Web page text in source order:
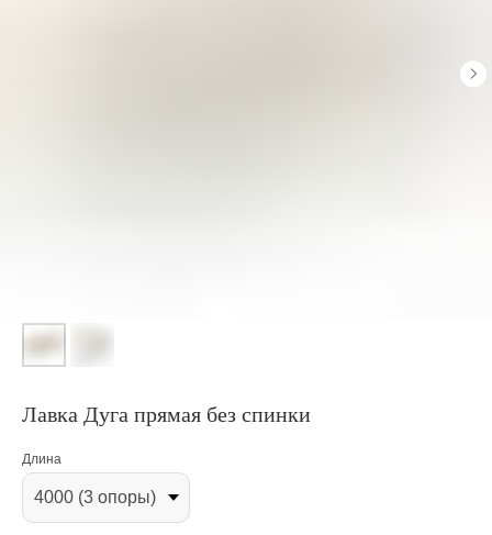
Лавка Дуга прямая без спинки
Длина